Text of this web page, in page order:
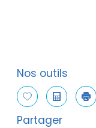
Nos outils
Sélectionner
Partager